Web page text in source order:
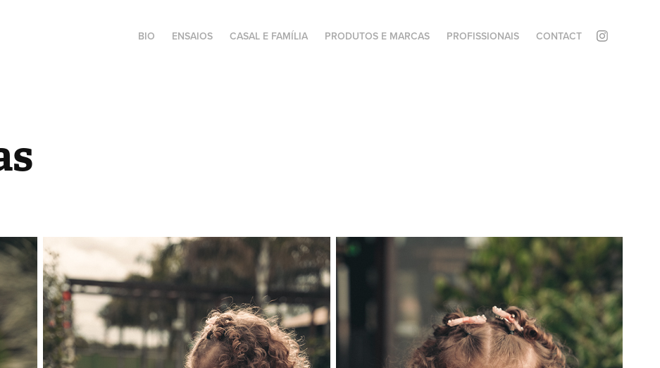
BIO ENSAIOS CASAL E FAMÍLIA PRODUTOS E MARCAS PROFISSIONAIS CONTACT